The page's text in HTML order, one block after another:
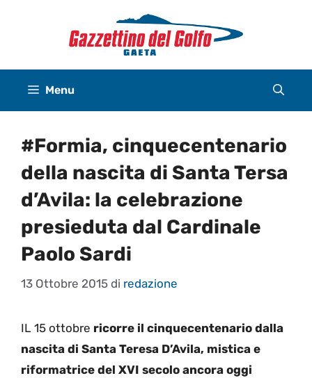
Menu
#Formia, cinquecentenario
della nascita di Santa Tersa
d’Avila: la celebrazione
presieduta dal Cardinale
Paolo Sardi
13 Ottobre 2015 di redazione
IL 15 ottobre ricorre il cinquecentenario dalla
nascita di Santa Teresa D’Avila, mistica e
riformatrice del XVI secolo ancora oggi